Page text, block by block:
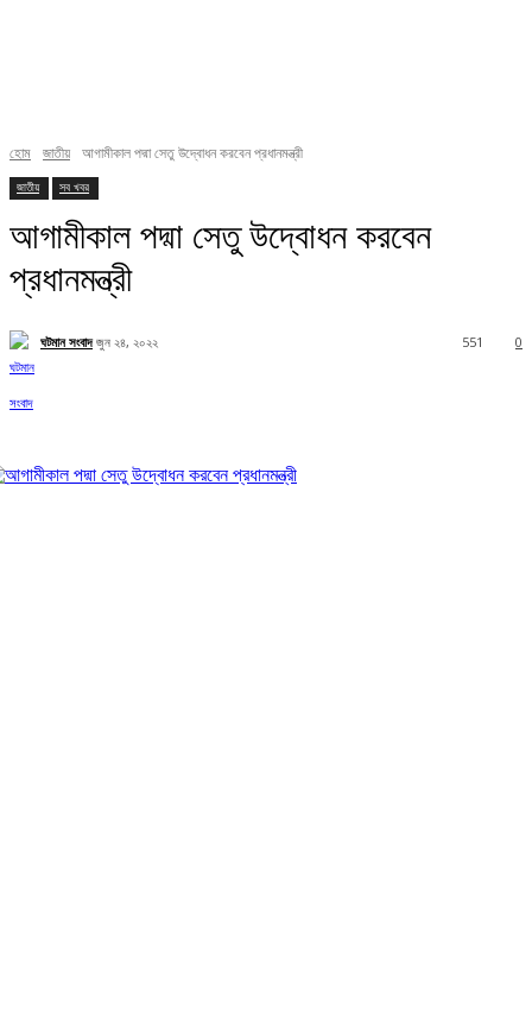
হোম জাতীয় আগামীকাল পদ্মা সেতু উদ্বোধন করবেন প্রধানমন্ত্রী
জাতীয় সব খবর
আগামীকাল পদ্মা সেতু উদ্বোধন করবেন
প্রধানমন্ত্রী
ঘটমান সংবাদ জুন ২৪, ২০২২ 0
551